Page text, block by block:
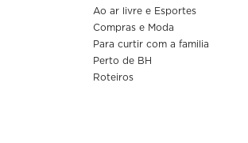
Ao ar livre e Esportes
Compras e Moda
Para curtir com a familia
Perto de BH
Roteiros